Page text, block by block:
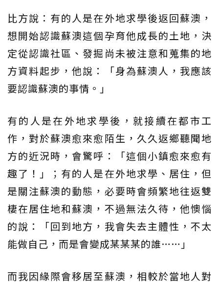
比方說：有的人是在外地求學後返回蘇澳，
想開始認識蘇澳這個孕育他成長的土地，決
定從認識社區、發掘尚未被注意和蒐集的地
方資料起步，他說：「身為蘇澳人，我應該
要認識蘇澳的事情。」
有的人是在外地求學後，就接續在都市工
作，對於蘇澳愈來愈陌生，久久返鄉聽聞地
方的近況時，會驚呼：「這個小鎮愈來愈有
趣了！」；有的人是在外地求學、居住，但
是關注蘇澳的動態，必要時會頻繁地往返雙
棲在居住地和蘇澳，不過無法久待，他懊惱
的說：「回到地方，我會失去主體性，不太
能做自己，而是會變成某某某的誰……」
而我因緣際會移居至蘇澳，相較於當地人對